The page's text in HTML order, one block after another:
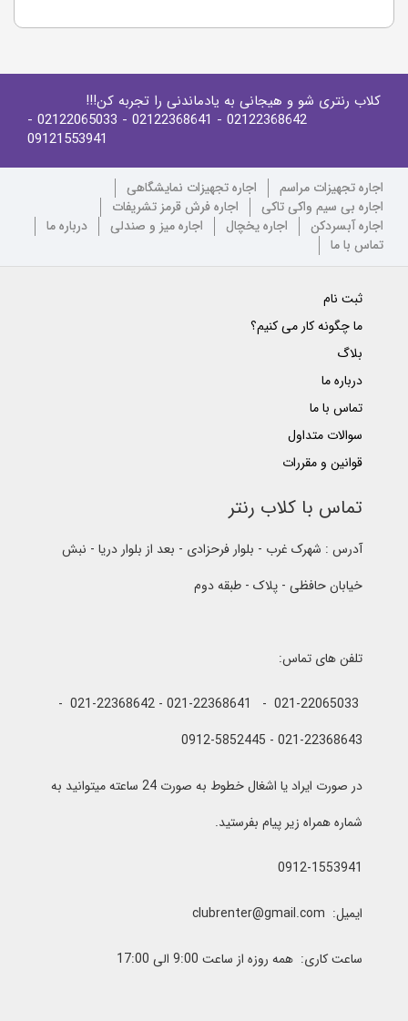
کلاب رنتری شو و هیجانی به یادماندنی را تجربه کن!!!
02122368642
- 02122368641
- 02122065033
-
09121553941
اجاره تجهیزات مراسم
اجاره تجهیزات نمایشگاهی
اجاره بی سیم واکی تاکی
اجاره فرش قرمز تشریفات
اجاره آبسردکن
اجاره یخچال اجاره میز و صندلی
درباره ما
تماس با ما
ثبت نام
ما چگونه کار می کنیم؟
بلاگ
درباره ما
تماس با ما
سوالات متداول
قوانین و مقررات
تماس با کلاب رنتر
آدرس : شهرک غرب - بلوار فرحزادی - بعد از بلوار دریا - نبش
خیابان حافظی - پلاک - طبقه دوم
تلفن های تماس:
021-22065033 - 021-22368641 - 021-22368642 -
021-22368643 - 0912-5852445
در صورت ایراد یا اشغال خطوط به صورت 24 ساعته میتوانید به
شماره همراه زیر پیام بفرستید.
0912-1553941
ایمیل: clubrenter@gmail.com
ساعت کاری: همه روزه از ساعت 9:00 الی 17:00